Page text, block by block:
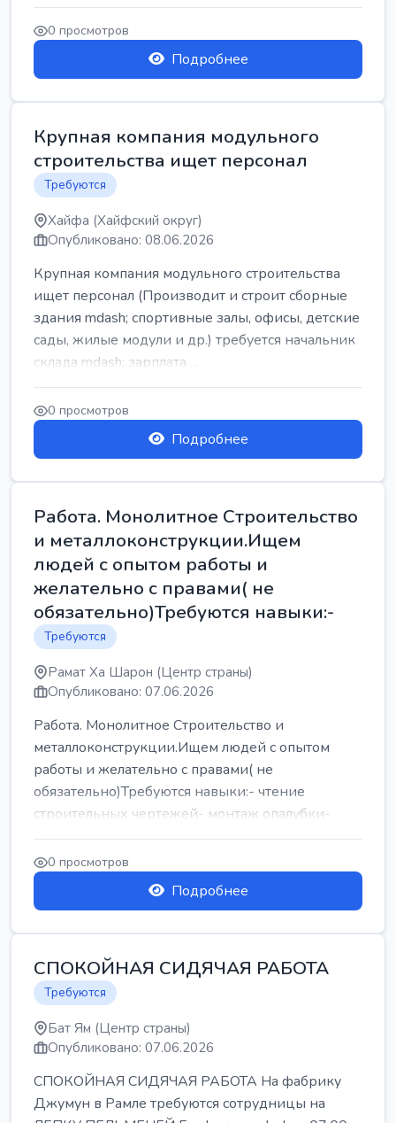
0 просмотров
Подробнее
Крупная компания модульного
строительства ищет персонал
Требуются
Хайфа (Хайфский округ)
Опубликовано: 08.06.2026
Крупная компания модульного строительства
ищет персонал (Производит и строит сборные
здания mdash; спортивные залы, офисы, детские
сады, жилые модули и др.) требуется начальник
склада mdash; зарплата ...
0 просмотров
Подробнее
Работа. Монолитное Строительство
и металлоконструкции.Ищем
людей с опытом работы и
желательно с правами( не
обязательно)Требуются навыки:-
Требуются
Рамат Ха Шарон (Центр страны)
Опубликовано: 07.06.2026
Работа. Монолитное Строительство и
металлоконструкции.Ищем людей с опытом
работы и желательно с правами( не
обязательно)Требуются навыки:- чтение
строительных чертежей- монтаж опалубки-
армокаркасыОпл...
0 просмотров
Подробнее
СПОКОЙНАЯ СИДЯЧАЯ РАБОТА
Требуются
Бат Ям (Центр страны)
Опубликовано: 07.06.2026
СПОКОЙНАЯ СИДЯЧАЯ РАБОТА На фабрику
Джумун в Рамле требуются сотрудницы на